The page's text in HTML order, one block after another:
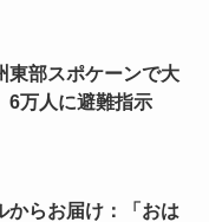
東部スポケーンで大
6万人に避難指示
からお届け：「おは